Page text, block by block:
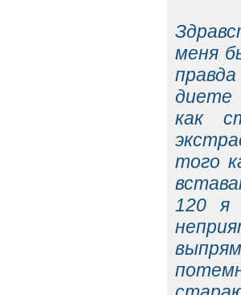
меня
диете
как
того
120 я